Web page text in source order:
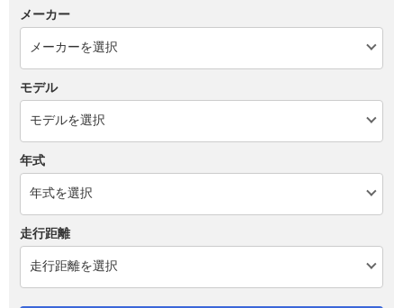
メーカー
モデル
年式
走行距離